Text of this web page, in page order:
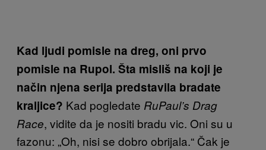
Kad ljudi pomisle na dreg, oni prvo
pomisle na Rupol. Šta misliš na koji je
način njena serija predstavila bradate
kraljice? Kad pogledate RuPaul’s Drag
Race, vidite da je nositi bradu vic. Oni su u
fazonu: „Oh, nisi se dobro obrijala.“ Čak je